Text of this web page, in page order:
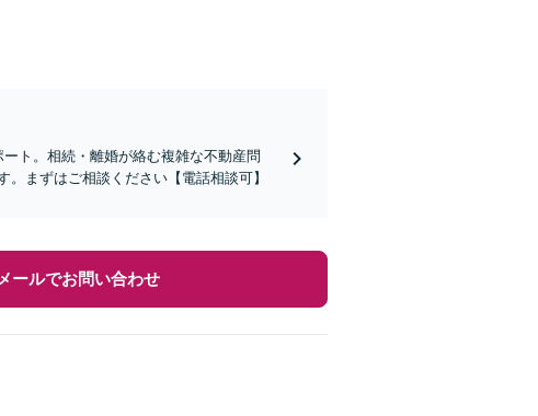
ト。相続・離婚が絡む複雑な不動産問
まずはご相談ください【電話相談可】
メールでお問い合わせ